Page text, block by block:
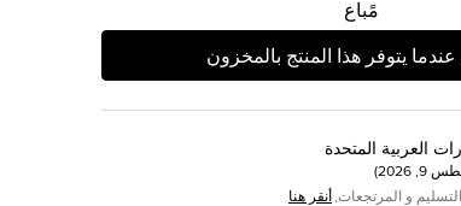
مًباع
عندما يتوفر هذا المنتج بالمخزون
العربية المتحدة
9, 2026
)
و المرتجعات, أنقر هنا